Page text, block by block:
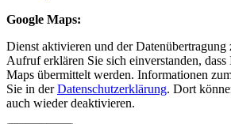
Google Maps:
Dienst aktivieren und der
Aufruf erklären Sie sich einverstanden,
Maps übermittelt werden. Informationen
Sie in derDatenschutzerklärung. Dort
auch wieder deaktivieren.